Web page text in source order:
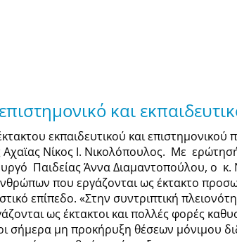
και
εκπαιδευτικού και
Νίκος Ι. Νικολόπουλος. Με
Παιδείας Άννα Διαμαντοπούλου, ο κ.
που εργάζονται ως έκτακτο
επίπεδο. «Στην συντριπτική
ως έκτακτοι και πολλές φορές
σήμερα μη προκήρυξη θέσεων μόνιμου